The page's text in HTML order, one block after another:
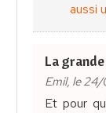
aussi
La
Emil, le
Et pour